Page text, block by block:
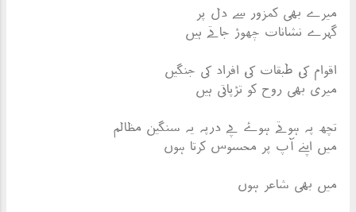
میرے بھی کمزور سے دل پر
گہرے نشانات چھوڑ جاتے ہیں
اقوام کی، طبقات کی، افراد کی جنگیں
میری بھی روح کو تڑپاتی ہیں
تچھ پہ ہوتے ہوۓ پے درپہ یہ سنگین مظالم
میں اپنے آپ پر محسوس کرتا ہوں
میں بھی شاعر ہوں